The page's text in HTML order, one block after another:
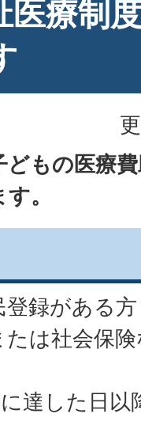
医療制
もの医療
。
登録がある方
たは社会保
達した日以